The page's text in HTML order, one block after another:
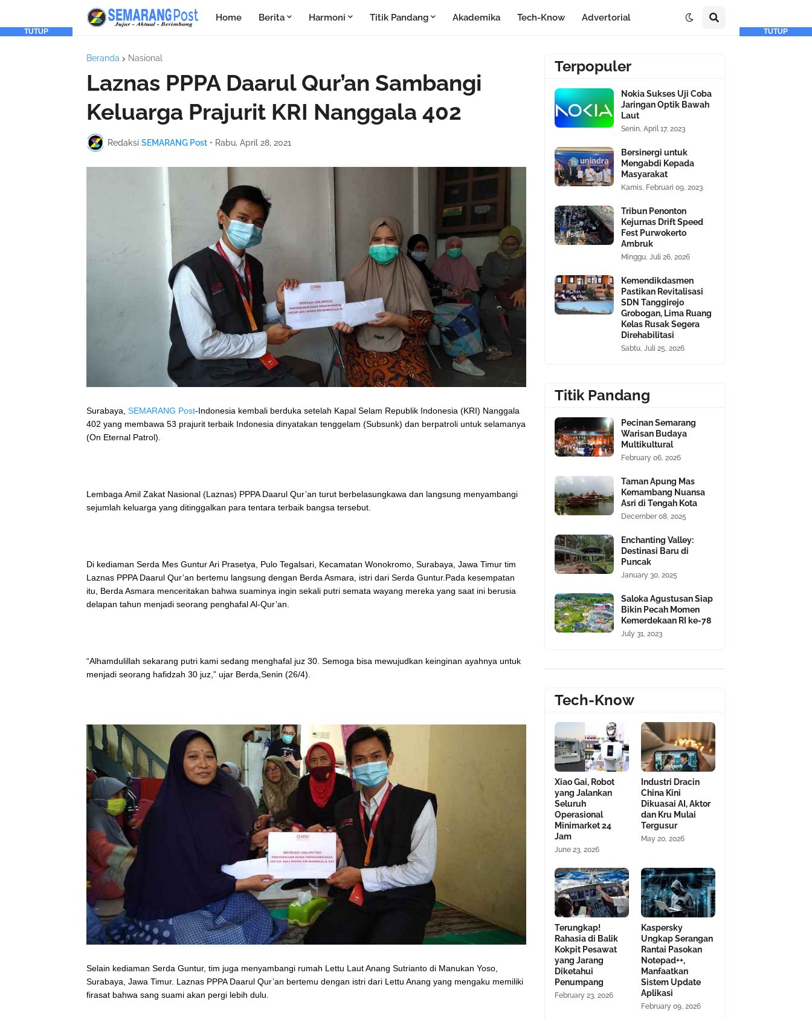
Home Berita Harmoni Titik Pandang Akademika Tech-Know Advertorial
Beranda Nasional
Laznas PPPA Daarul Qur’an Sambangi
Keluarga Prajurit KRI Nanggala 402
Redaksi SEMARANG Post • Rabu, April 28, 2021
Surabaya, SEMARANG Post-Indonesia kembali berduka setelah Kapal Selam Republik Indonesia (KRI) Nanggala
402 yang membawa 53 prajurit terbaik Indonesia dinyatakan tenggelam (Subsunk) dan berpatroli untuk selamanya
(On Eternal Patrol).
Lembaga Amil Zakat Nasional (Laznas) PPPA Daarul Qur’an turut berbelasungkawa dan langsung menyambangi
sejumlah keluarga yang ditinggalkan para tentara terbaik bangsa tersebut.
Di kediaman Serda Mes Guntur Ari Prasetya, Pulo Tegalsari, Kecamatan Wonokromo, Surabaya, Jawa Timur tim
Laznas PPPA Daarul Qur’an bertemu langsung dengan Berda Asmara, istri dari Serda Guntur.Pada kesempatan
itu, Berda Asmara menceritakan bahwa suaminya ingin sekali putri semata wayang mereka yang saat ini berusia
delapan tahun menjadi seorang penghafal Al-Qur’an.
“Alhamdulillah sekarang putri kami sedang menghafal juz 30. Semoga bisa mewujudkan keinginan ayahnya untuk
menjadi seorang hafidzah 30 juz,” ujar Berda,Senin (26/4).
Selain kediaman Serda Guntur, tim juga menyambangi rumah Lettu Laut Anang Sutrianto di Manukan Yoso,
Surabaya, Jawa Timur. Laznas PPPA Daarul Qur’an bertemu dengan istri dari Lettu Anang yang mengaku memiliki
firasat bahwa sang suami akan pergi lebih dulu.
Terpopuler
Nokia Sukses Uji Coba
Jaringan Optik Bawah
Laut
Senin, April 17, 2023
Bersinergi untuk
Mengabdi Kepada
Masyarakat
Kamis, Februari 09, 2023
Tribun Penonton
Kejurnas Drift Speed
Fest Purwokerto
Ambruk
Minggu, Juli 26, 2026
Kemendikdasmen
Pastikan Revitalisasi
SDN Tanggirejo
Grobogan, Lima Ruang
Kelas Rusak Segera
Direhabilitasi
Sabtu, Juli 25, 2026
Titik Pandang
Pecinan Semarang
Warisan Budaya
Multikultural
February 06, 2026
Taman Apung Mas
Kemambang Nuansa
Asri di Tengah Kota
December 08, 2025
Enchanting Valley:
Destinasi Baru di
Puncak
January 30, 2025
Saloka Agustusan Siap
Bikin Pecah Momen
Kemerdekaan RI ke-78
July 31, 2023
Tech-Know
Xiao Gai, Robot
yang Jalankan
Seluruh
Operasional
Minimarket 24
Jam
June 23, 2026
Industri Dracin
China Kini
Dikuasai AI, Aktor
dan Kru Mulai
Tergusur
May 20, 2026
Terungkap!
Rahasia di Balik
Kokpit Pesawat
yang Jarang
Diketahui
Penumpang
February 23, 2026
Kaspersky
Ungkap Serangan
Rantai Pasokan
Notepad++,
Manfaatkan
Sistem Update
Aplikasi
February 09, 2026
TUTUP TUTUP